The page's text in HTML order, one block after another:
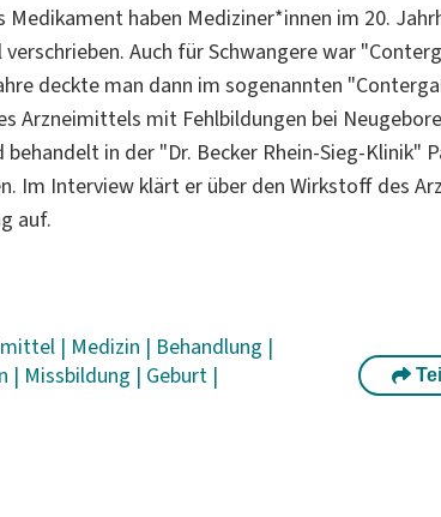
Medikament haben Mediziner*innen im 20.
Auch für Schwangere war
deckte man dann im sogenannten
Arzneimittels mit Fehlbildungen bei
in der "Dr. Becker Rhein-Sieg-Klinik"
Im Interview klärt er über den Wirkstoff des
auf.
| Medizin | Behandlung |
| Missbildung | Geburt |